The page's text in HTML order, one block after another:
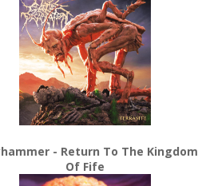
- Return To The Kingdom
Of Fife